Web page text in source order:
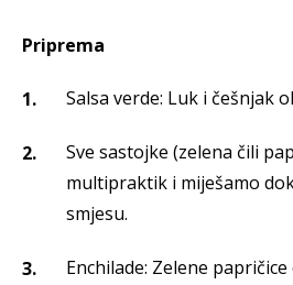
Priprema
Salsa verde: Luk i češnjak
Sve sastojke (zelena čili
multipraktik i miješamo
smjesu.
Enchilade: Zelene